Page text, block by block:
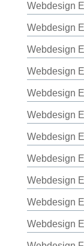
Webdesign
Webdesign
Webdesign
Webdesign
Webdesign
Webdesign
Webdesign
Webdesign
Webdesign
Webdesign
Webdesign